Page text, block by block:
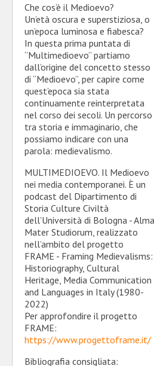
Che cos’è il Medioevo?
Un’età oscura e superstiziosa, o
un’epoca luminosa e fiabesca?
In questa prima puntata di
“Multimedioevo” partiamo
dall’origine del concetto stesso
di “Medioevo”, per capire come
quest’epoca sia stata
continuamente reinterpretata
nel corso dei secoli. Un percorso
tra storia e immaginario, che
possiamo indicare con una
parola: medievalismo.
MULTIMEDIOEVO. Il Medioevo
nei media contemporanei. È un
podcast del Dipartimento di
Storia Culture Civiltà
dell’Università di Bologna - Alma
Mater Studiorum, realizzato
nell’ambito del progetto
FRAME - Framing Medievalisms:
Historiography, Cultural
Heritage, Media Communication
and Languages in Italy (1980-
2022)
Per approfondire il progetto
FRAME:
https://www.progettoframe.it/
Bibliografia consigliata: